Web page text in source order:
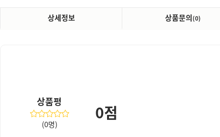
상세정보 상품문의(0)
상품평
(0명)
0점